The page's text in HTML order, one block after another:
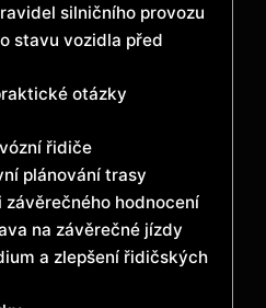
silničního provozu
stavu vozidla před
otázky
řidiče
plánování trasy
hodnocení
na závěrečné jízdy
a zlepšení řidičských